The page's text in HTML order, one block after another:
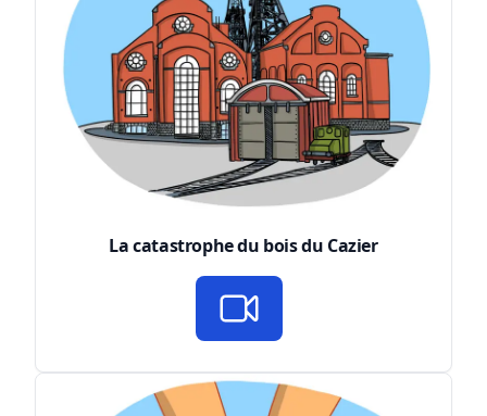
La catastrophe du bois du Cazier